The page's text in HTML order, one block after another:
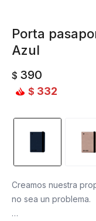
Porta
Azul
$ 390
$ 332
Creamos nuestra
no sea un problema.